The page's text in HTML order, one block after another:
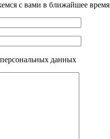
с вами в ближайшее время
данных